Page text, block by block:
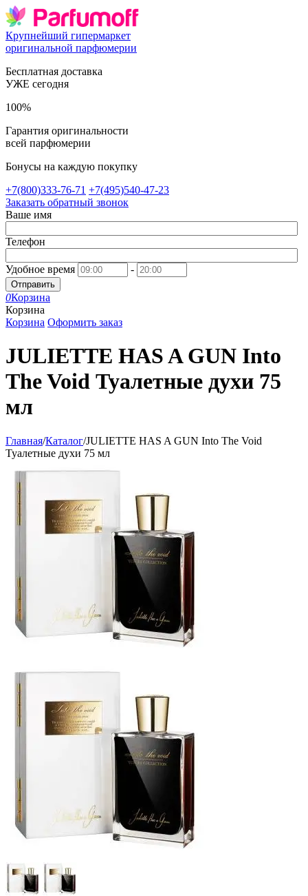
Крупнейший гипермаркет
оригинальной парфюмерии
Бесплатная доставка
УЖЕ сегодня
100%
Гарантия оригинальности
всей парфюмерии
Бонусы на каждую покупку
+7(800)333-76-71 +7(495)540-47-23
Заказать обратный звонок
Ваше имя
Телефон
Удобное время -
Отправить
0Корзина
Корзина
Корзина Оформить заказ
JULIETTE HAS A GUN Into
The Void Туалетные духи 75
мл
Главная/Каталог/JULIETTE HAS A GUN Into The Void
Туалетные духи 75 мл